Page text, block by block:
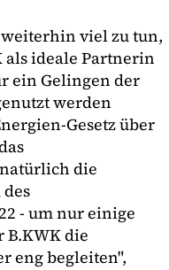
weiterhin viel zu tun,
als ideale Partnerin
ein Gelingen der
werden
Gesetz über
die
- um nur einige
die
eng begleiten",